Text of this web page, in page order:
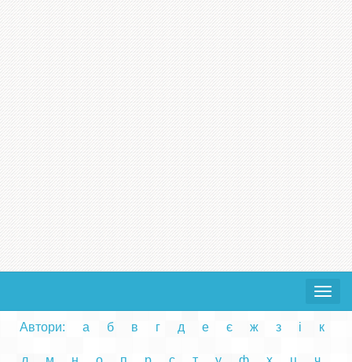
Toggle
Автори: а б в г д е є ж з і к